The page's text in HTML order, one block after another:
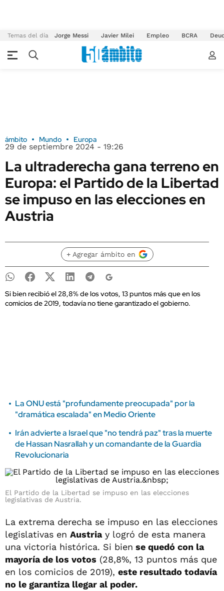
Temas del día Jorge Messi Javier Milei Empleo BCRA
ámbito Mundo Europa
29 de septiembre 2024 - 19:26
La ultraderecha gana terreno en
Europa: el Partido de la Libertad
se impuso en las elecciones en
Austria
+ Agregar ámbito en
Si bien recibió el 28,8% de los votos, 13 puntos más que en los
comicios de 2019, todavía no tiene garantizado el gobierno.
La ONU está "profundamente preocupada" por la
"dramática escalada" en Medio Oriente
Irán advierte a Israel que "no tendrá paz" tras la muerte
de Hassan Nasrallah y un comandante de la Guardia
Revolucionaria
El Partido de la Libertad se impuso en las elecciones
legislativas de Austria.
La extrema derecha se impuso en las elecciones
legislativas en Austriay logró de esta manera
una victoria histórica. Si bien se quedó con la
mayoría de los votos (28,8%, 13 puntos más que
en los comicios de 2019), este resultado todavía
no le garantiza llegar al poder.